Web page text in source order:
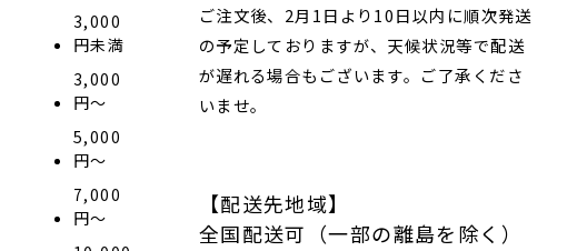
3,000
円未満
3,000
円〜
5,000
円〜
7,000
円〜
ご注文後、2月1日より10日以内に順次発送
の予定しておりますが、天候状況等で配送
が遅れる場合もございます。ご了承くださ
いませ。
【配送先地域】
全国配送可（一部の離島を除く）